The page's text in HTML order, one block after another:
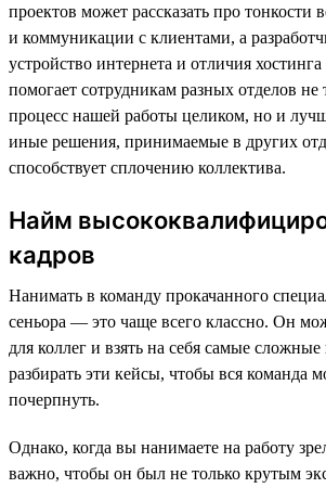
проектов может рассказать про тонкости
и коммуникации с клиентами, а
устройство интернета и отличия
помогает сотрудникам разных отделов не
процесс нашей работы целиком, но и
иные решения, принимаемые в других
способствует сплочению коллектива.
Найм
кадров
Нанимать в команду прокачанного
сеньора — это чаще всего классно. Он
для коллег и взять на себя самые
разбирать эти кейсы, чтобы вся команда
почерпнуть.
Однако, когда вы нанимаете на работу
важно, чтобы он был не только крутым